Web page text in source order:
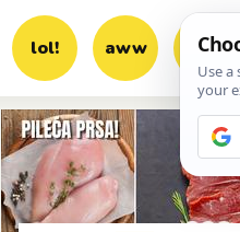
lol! aww vrh!